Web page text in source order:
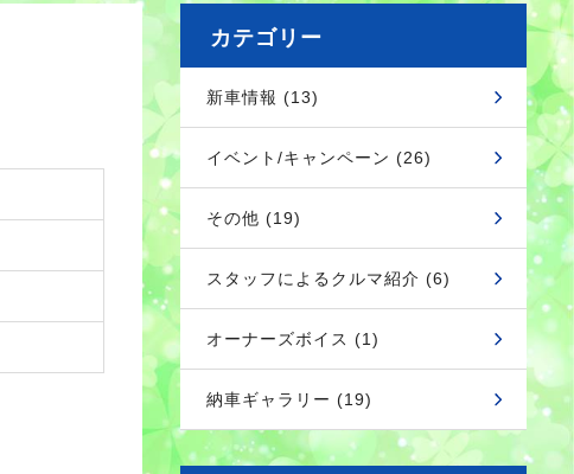
カテゴリー
新車情報 (13)
イベント/キャンペーン (26)
その他 (19)
スタッフによるクルマ紹介 (6)
オーナーズボイス (1)
納車ギャラリー (19)